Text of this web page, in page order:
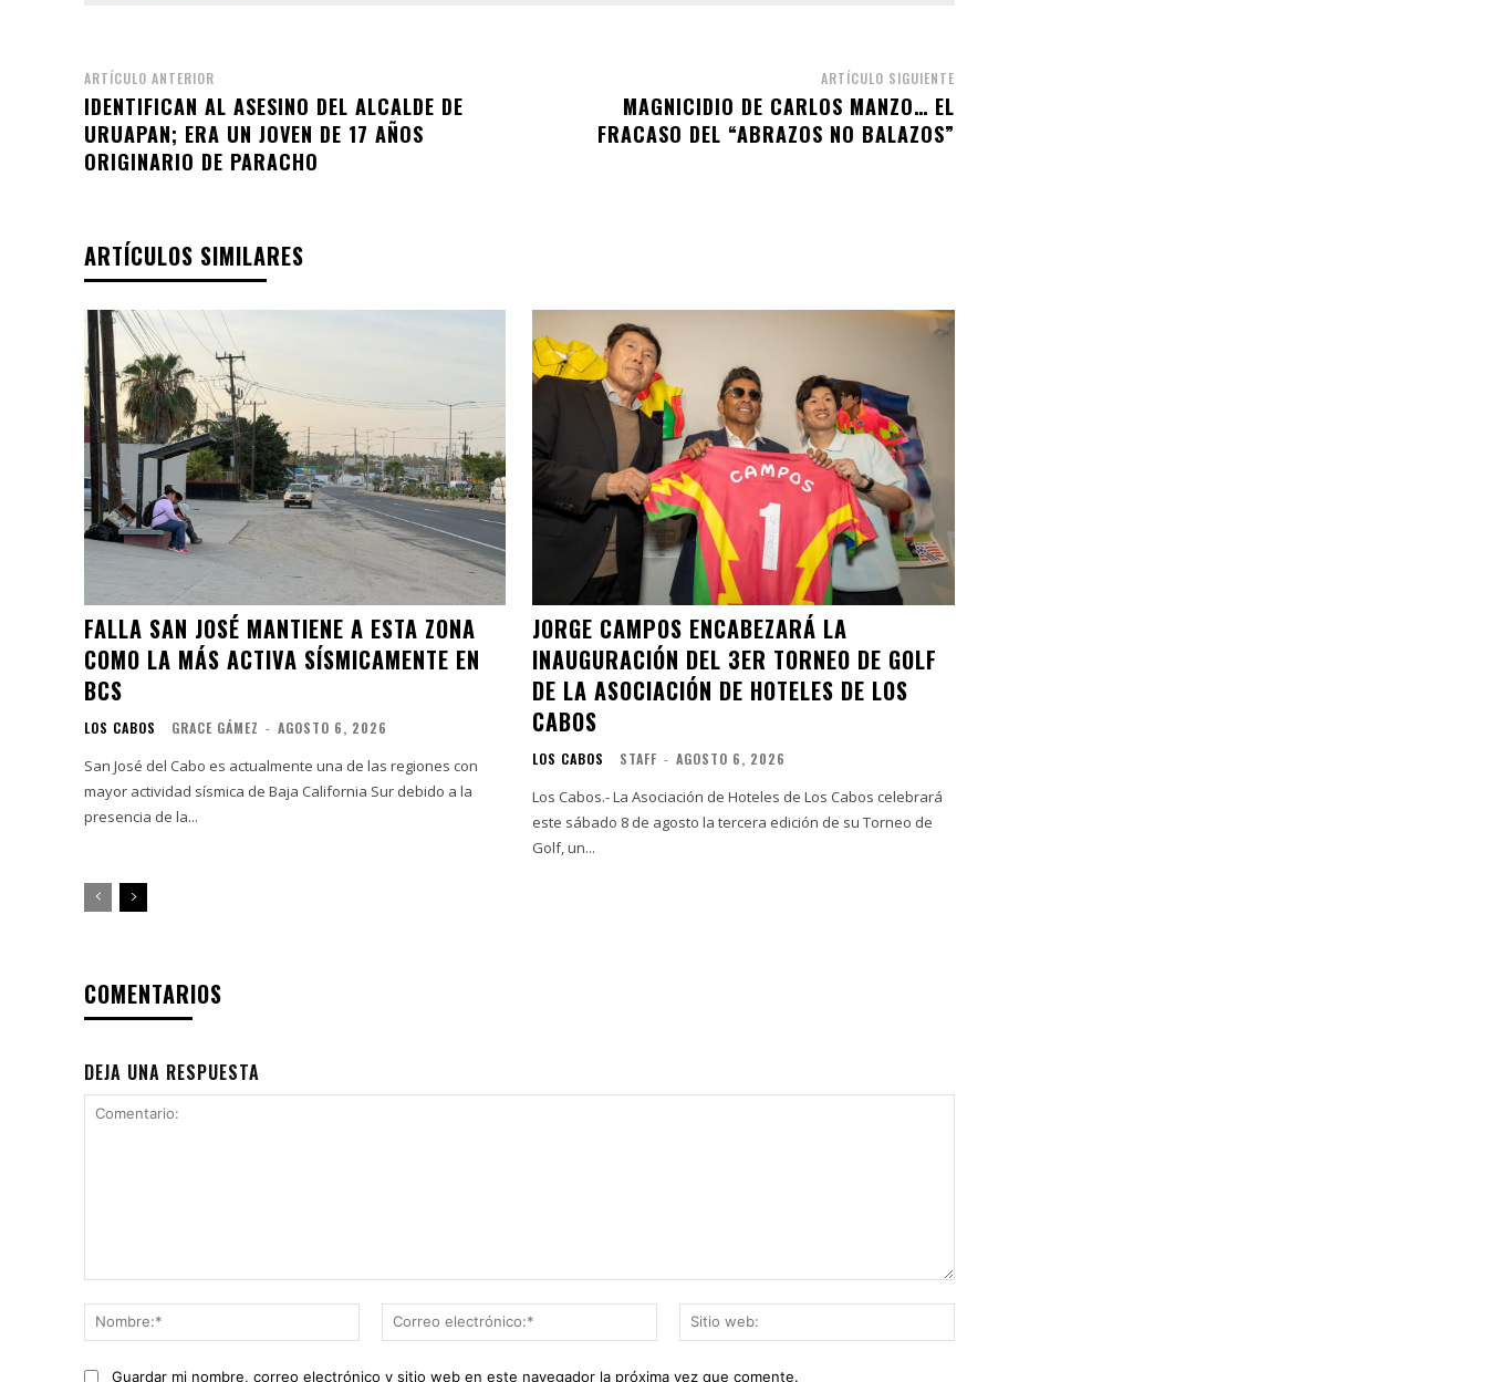
ARTÍCULO ANTERIOR
IDENTIFICAN AL ASESINO DEL ALCALDE DE
URUAPAN; ERA UN JOVEN DE 17 AÑOS
ORIGINARIO DE PARACHO
ARTÍCULO SIGUIENTE
MAGNICIDIO DE CARLOS MANZO… EL
FRACASO DEL “ABRAZOS NO BALAZOS”
ARTÍCULOS SIMILARES
FALLA SAN JOSÉ MANTIENE A ESTA ZONA
COMO LA MÁS ACTIVA SÍSMICAMENTE EN
BCS
LOS CABOS GRACE GÁMEZ - AGOSTO 6, 2026
San José del Cabo es actualmente una de las regiones con
mayor actividad sísmica de Baja California Sur debido a la
presencia de la...
JORGE CAMPOS ENCABEZARÁ LA
INAUGURACIÓN DEL 3ER TORNEO DE GOLF
DE LA ASOCIACIÓN DE HOTELES DE LOS
CABOS
LOS CABOS STAFF - AGOSTO 6, 2026
Los Cabos.- La Asociación de Hoteles de Los Cabos celebrará
este sábado 8 de agosto la tercera edición de su Torneo de
Golf, un...
COMENTARIOS
DEJA UNA RESPUESTA
Nombre:*
Correo
electrónico:*
web:
Guardar mi nombre, correo electrónico y sitio web en este navegador la próxima vez que comente.